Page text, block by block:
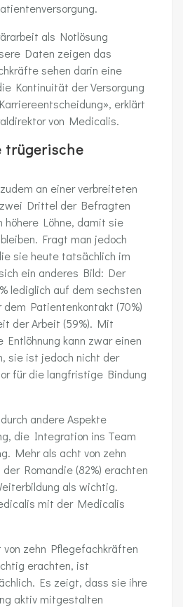
als Notlösung
Daten zeigen das
sehen darin eine
Kontinuität der Versorgung
erklärt
von Medicalis.
trügerische
an einer verbreiteten
Drittel der Befragten
höhere Löhne, damit sie
Fragt man jedoch
sie heute tatsächlich im
ein anderes Bild: Der
lediglich auf dem sechsten
Patientenkontakt (70%)
der Arbeit (59%). Mit
Entlöhnung kann zwar einen
sie ist jedoch nicht der
für die langfristige Bindung
andere Aspekte
die Integration ins Team
Mehr als acht von zehn
Romandie (82%) erachten
als wichtig.
mit der Medicalis
von zehn Pflegefachkräften
erachten, ist
Es zeigt, dass sie ihre
aktiv mitgestalten